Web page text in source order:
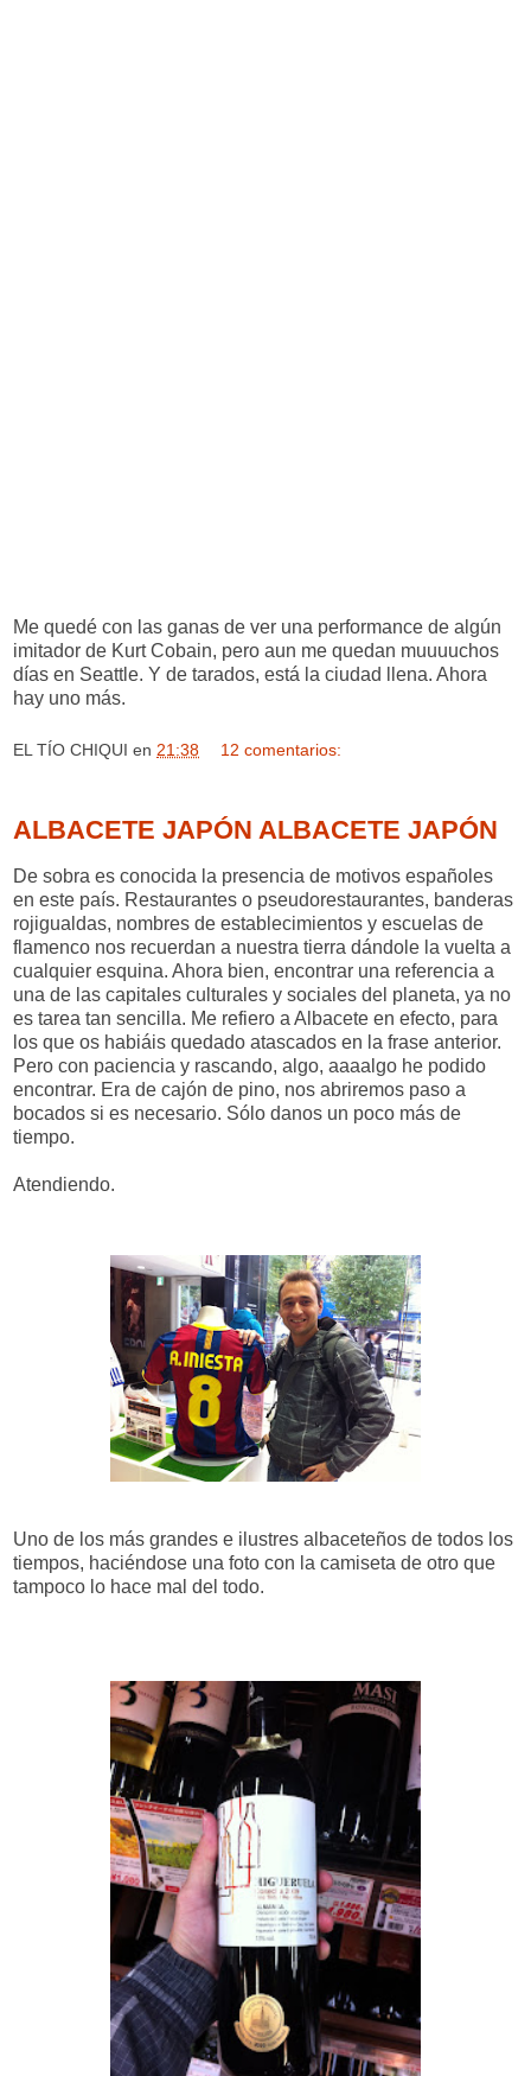
Me quedé con las ganas de ver una performance de algún
imitador de Kurt Cobain, pero aun me quedan muuuuchos
días en Seattle. Y de tarados, está la ciudad llena. Ahora
hay uno más.
EL TÍO CHIQUI en 21:38 12 comentarios:
ALBACETE JAPÓN ALBACETE JAPÓN
De sobra es conocida la presencia de motivos españoles
en este país. Restaurantes o pseudorestaurantes, banderas
rojigualdas, nombres de establecimientos y escuelas de
flamenco nos recuerdan a nuestra tierra dándole la vuelta a
cualquier esquina. Ahora bien, encontrar una referencia a
una de las capitales culturales y sociales del planeta, ya no
es tarea tan sencilla. Me refiero a Albacete en efecto, para
los que os habiáis quedado atascados en la frase anterior.
Pero con paciencia y rascando, algo, aaaalgo he podido
encontrar. Era de cajón de pino, nos abriremos paso a
bocados si es necesario. Sólo danos un poco más de
tiempo.
Atendiendo.
Uno de los más grandes e ilustres albaceteños de todos los
tiempos, haciéndose una foto con la camiseta de otro que
tampoco lo hace mal del todo.